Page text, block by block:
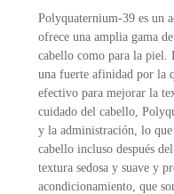
Polyquaternium-39 es un
ofrece una amplia gama
cabello como para la piel.
una fuerte afinidad por la
efectivo para mejorar la
cuidado del cabello,
y la administración, lo que
cabello incluso después
textura sedosa y suave y
acondicionamiento, que